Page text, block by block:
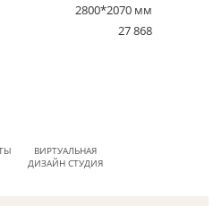
2800*2070 мм
27 868
ВИРТУАЛЬНАЯ
ДИЗАЙН СТУДИЯ